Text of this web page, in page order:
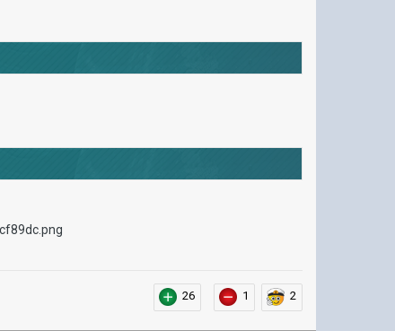
26 1 2